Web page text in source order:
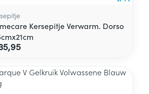
Kersepitje Verwarm. Dorso